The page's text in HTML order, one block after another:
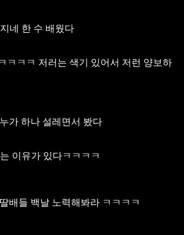
네 한 수 배웠다
ㅋㅋㅋ 저러는 색기 있어서 저런 양보하
누가 하나 설레면서 봤다
이유가 있다ㅋㅋㅋㅋ
딸배들 백날 노력해봐라 ㅋㅋㅋㅋ